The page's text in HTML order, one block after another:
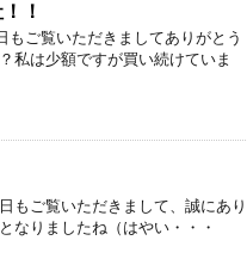
！
ご覧いただきましてありがとう
私は少額ですが買い続けていま
もご覧いただきまして、誠にあり
なりましたね（はやい・・・